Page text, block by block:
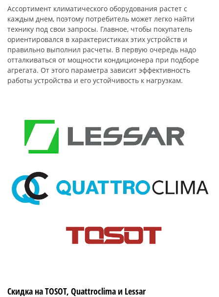
Ассортимент климатического оборудования растет с
каждым днем, поэтому потребитель может легко найти
технику под свои запросы. Главное, чтобы покупатель
ориентировался в характеристиках этих устройств и
правильно выполнил расчеты. В первую очередь надо
отталкиваться от мощности кондиционера при подборе
агрегата. От этого параметра зависит эффективность
работы устройства и его устойчивость к нагрузкам.
Скидка на TOSOT, Quattroclima и Lessar